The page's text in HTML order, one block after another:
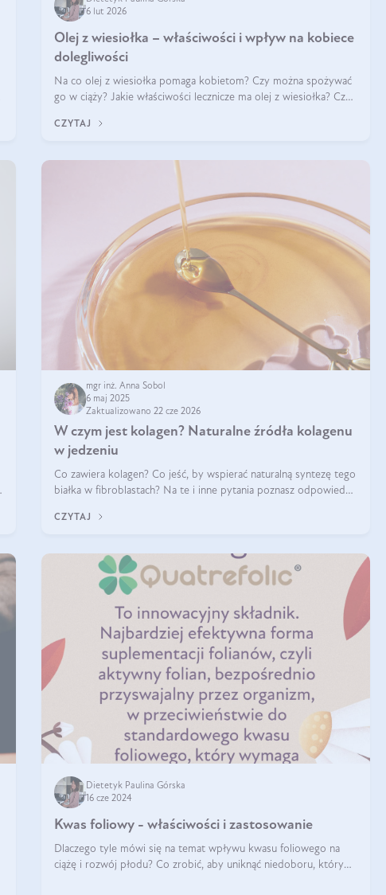
6 lut 2026
Olej z wiesiołka – właściwości i wpływ na kobiece
dolegliwości
Na co olej z wiesiołka pomaga kobietom? Czy można spożywać
go w ciąży? Jakie właściwości lecznicze ma olej z wiesiołka? Czy
efekty? Jaka jes
CZYTAJ
mgr inż. Anna Sobol
6 maj 2025
Zaktualizowano 22 cze 2026
W czym jest kolagen? Naturalne źródła kolagenu
w jedzeniu
Co zawiera kolagen? Co jeść, by wspierać naturalną syntezę tego
białka w fibroblastach? Na te i inne pytania poznasz odpowiedź
CZYTAJ
Dietetyk Paulina Górska
16 cze 2024
Kwas foliowy - właściwości i zastosowanie
Dlaczego tyle mówi się na temat wpływu kwasu foliowego na
ciążę i rozwój płodu? Co zrobić, aby uniknąć niedoboru, który